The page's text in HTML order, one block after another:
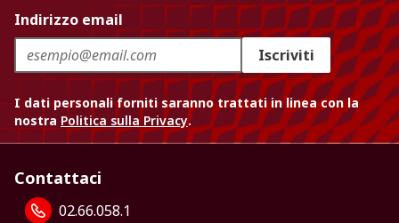
Indirizzo email
Iscriviti
I dati personali forniti saranno trattati in linea con la
nostra Politica sulla Privacy.
Contattaci
02.66.058.1